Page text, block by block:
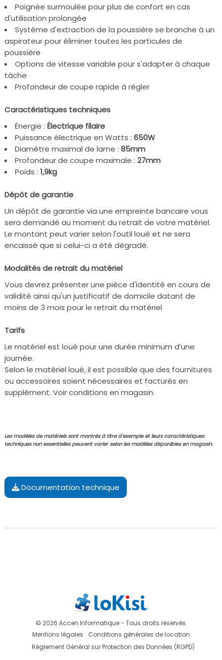
Poignée surmoulée pour plus de confort en cas
d'utilisation prolongée
Système d'extraction de la poussière se branche à un
aspirateur pour éliminer toutes les particules de
poussière
Options de vitesse variable pour s'adapter à chaque
tâche
Profondeur de coupe rapide à régler
Caractéristiques techniques
Énergie : Électrique filaire
Puissance électrique en Watts : 650W
Diamètre maximal de lame : 85mm
Profondeur de coupe maximale : 27mm
Poids : 1,9kg
Dépôt de garantie
Un dépôt de garantie via une empreinte bancaire vous
sera demandé au moment du retrait de votre matériel.
Le montant peut varier selon l'outil loué et ne sera
encaissé que si celui-ci a été dégradé.
Modalités de retrait du matériel
Vous devrez présenter une pièce d'identité en cours de
validité ainsi qu'un justificatif de domicile datant de
moins de 3 mois pour le retrait du matériel
Tarifs
Le matériel est loué pour une durée minimum d’une
journée.
Selon le matériel loué, il est possible que des fournitures
ou accessoires soient nécessaires et facturés en
supplément. Voir conditions en magasin.
Les modèles de matériels sont montrés à titre d'exemple et leurs caractéristiques
techniques non essentielles peuvent varier selon les modèles disponibles en magasin.
Documentation technique
© 2026 Accen Informatique - Tous droits réservés
Mentions légales
Conditions générales de location
Règlement Général sur Protection des Données (RGPD)